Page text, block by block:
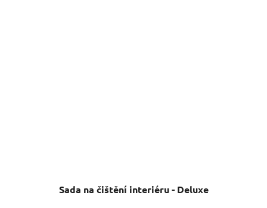
Sada na čištění interiéru - Deluxe